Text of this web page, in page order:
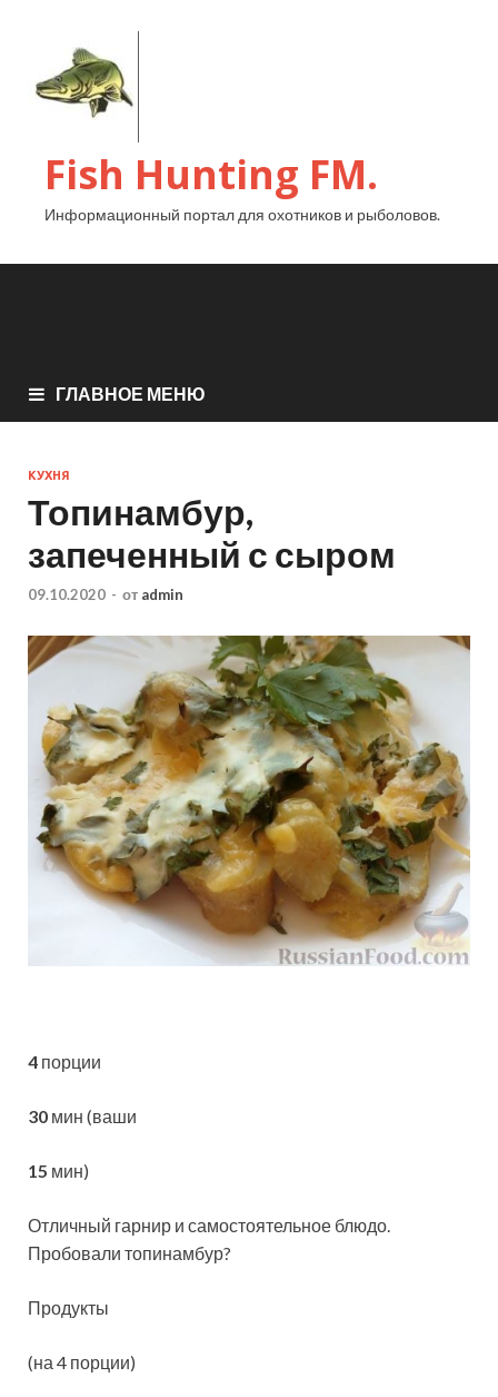
Fish Hunting FM.
Информационный портал для охотников и рыболовов.
ГЛАВНОЕ МЕНЮ
КУХНЯ
Топинамбур,
запеченный с сыром
09.10.2020 - от admin
4 порции
30 мин (ваши
15 мин)
Отличный гарнир и самостоятельное блюдо.
Пробовали топинамбур?
Продукты
(на 4 порции)